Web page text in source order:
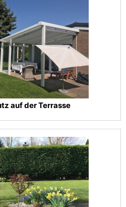
auf der Terrasse